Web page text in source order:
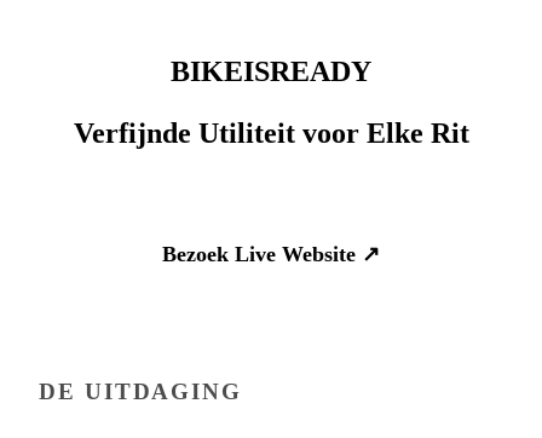
BIKEISREADY
Verfijnde Utiliteit voor Elke Rit
Bezoek Live Website ↗
DE UITDAGING